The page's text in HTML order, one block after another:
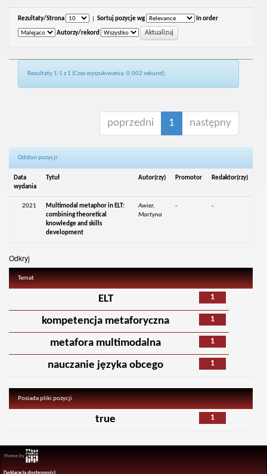
Rezultaty/Strona Sortuj pozycje wg In order
Autorzy/rekord
Rezultaty 1-1 z 1 (Czas wyszukiwania: 0.002 sekund).
poprzedni 1 następny
Odsłon pozycji:
Data
wydania
Tytuł Autor(rzy) Promotor Redaktor(rzy)
2021
Multimodal metaphor in ELT:
combining theoretical
knowledge and skills
development
Awier,
Martyna
- -
Odkryj
Temat
1
ELT
1
kompetencja metaforyczna
1
metafora multimodalna
1
nauczanie języka obcego
Posiada pliki pozycji
1
true
Theme by